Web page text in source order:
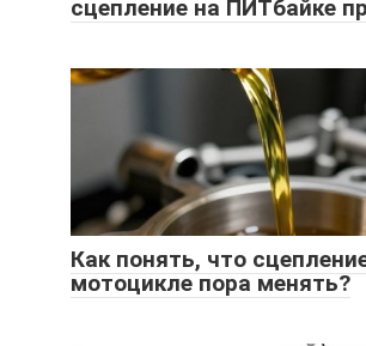
сцепление на ПИТбайке
Как понять, что
мотоцикле пора менять?